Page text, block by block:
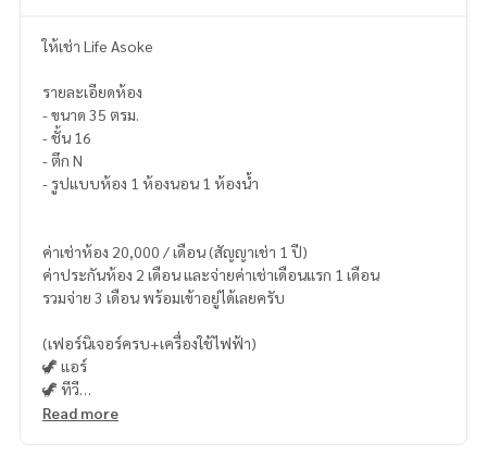
ให้เช่า Life Asoke
รายละเอียดห้อง
- ขนาด 35 ตรม.
- ชั้น 16
- ตึก N
- รูปแบบห้อง 1 ห้องนอน 1 ห้องน้ำ
ค่าเช่าห้อง 20,000 / เดือน (สัญญาเช่า 1 ปี)
ค่าประกันห้อง 2 เดือน และจ่ายค่าเช่าเดือนแรก 1 เดือน
รวมจ่าย 3 เดือน พร้อมเข้าอยู่ได้เลยครับ
(เฟอร์นิเจอร์ครบ+เครื่องใช้ไฟฟ้า)
🦖 แอร์
🦖 ทีวี
🦖 ตู้เย็น
Read more